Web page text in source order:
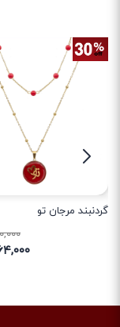
گردنبند مرجان تو